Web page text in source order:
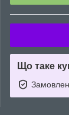
Що таке